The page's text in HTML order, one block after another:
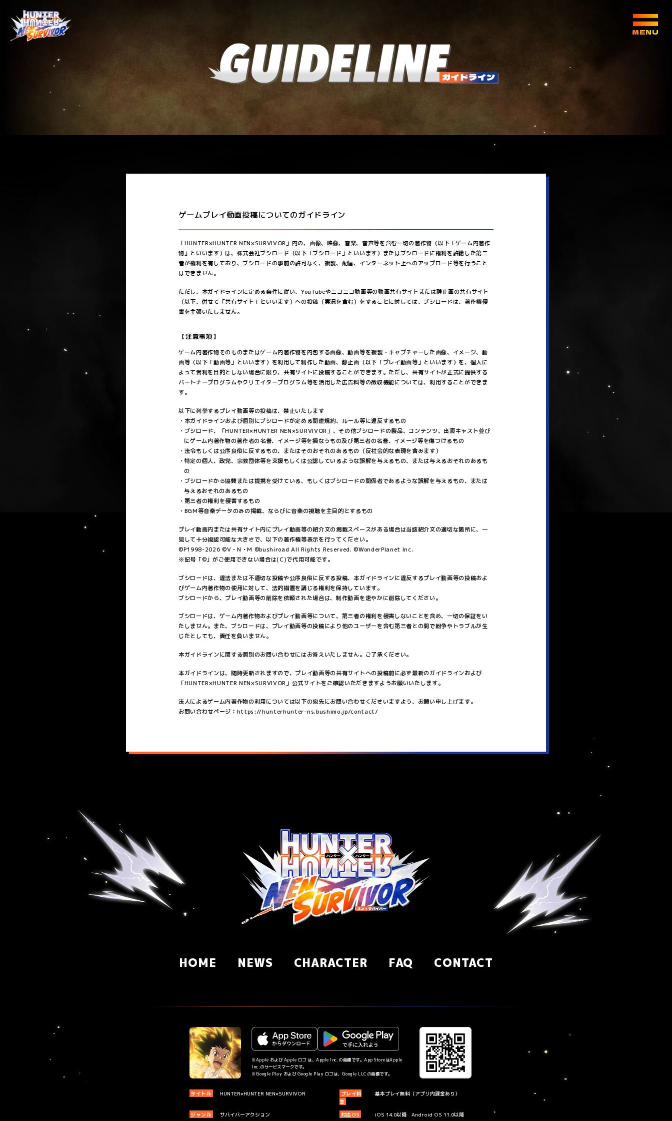
ゲームプレイ動画投稿についてのガイドライン
「HUNTER×HUNTER NEN×SURVIVOR」内の、画像、映像、音楽、音声等を含む一切の著作物（以下「ゲーム内著作
物」といいます）は、株式会社ブシロード（以下「ブシロード」といいます）またはブシロードに権利を許諾した第三
者が権利を有しており、ブシロードの事前の許可なく、複製、配信、インターネット上へのアップロード等を行うこと
はできません。
ただし、本ガイドラインに定める条件に従い、YouTubeやニコニコ動画等の動画共有サイトまたは静止画の共有サイト
（以下、併せて「共有サイト」といいます）への投稿（実況を含む）をすることに対しては、ブシロードは、著作権侵
害を主張いたしません。
【注意事項】
ゲーム内著作物そのものまたはゲーム内著作物を内包する画像、動画等を複製・キャプチャーした画像、イメージ、動
画等（以下「動画等」といいます）を利用して制作した動画、静止画（以下「プレイ動画等」といいます）を、個人に
よって営利を目的としない場合に限り、共有サイトに投稿することができます。ただし、共有サイトが正式に提供する
パートナープログラムやクリエイタープログラム等を活用した広告料等の徴収機能については、利用することができま
す。
以下に列挙するプレイ動画等の投稿は、禁止いたします
本ガイドラインおよび個別にブシロードが定める関連規約、ルール等に違反するもの
ブシロード、「HUNTER×HUNTER NEN×SURVIVOR」、その他ブシロードの製品、コンテンツ、出演キャスト並び
にゲーム内著作物の著作者の名誉、イメージ等を損なうもの及び第三者の名誉、イメージ等を傷つけるもの
法令もしくは公序良俗に反するもの、またはそのおそれのあるもの（反社会的な表現を含みます）
特定の個人、政党、宗教団体等を支援もしくは公認しているような誤解を与えるもの、または与えるおそれのあるも
の
ブシロードから協賛または提携を受けている、もしくはブシロードの関係者であるような誤解を与えるもの、または
与えるおそれのあるもの
第三者の権利を侵害するもの
BGM等音楽データのみの掲載、ならびに音楽の視聴を主目的とするもの
プレイ動画内または共有サイト内にプレイ動画等の紹介文の掲載スペースがある場合は当該紹介文の適切な箇所に、一
見して十分視認可能な大きさで、以下の著作権等表示を行ってください。
©P1998-2026 ©V・N・M ©bushiroad All Rights Reserved. ©WonderPlanet Inc.
※記号「©」がご使用できない場合は(C)で代用可能です。
ブシロードは、違法または不適切な投稿や公序良俗に反する投稿、本ガイドラインに違反するプレイ動画等の投稿およ
びゲーム内著作物の使用に対して、法的措置を講じる権利を保持しています。
ブシロードから、プレイ動画等の削除を依頼された場合は、制作動画を速やかに削除してください。
ブシロードは、ゲーム内著作物およびプレイ動画等について、第三者の権利を侵害しないことを含め、一切の保証をい
たしません。また、ブシロードは、プレイ動画等の投稿により他のユーザーを含む第三者との間で紛争やトラブルが生
じたとしても、責任を負いません。
本ガイドラインに関する個別のお問い合わせにはお答えいたしません。ご了承ください。
本ガイドラインは、随時更新されますので、プレイ動画等の共有サイトへの投稿前に必ず最新のガイドラインおよび
「HUNTER×HUNTER NEN×SURVIVOR」公式サイトをご確認いただきますようお願いいたします。
法人によるゲーム内著作物の利用については以下の宛先にお問い合わせくださいますよう、お願い申し上げます。
お問い合わせページ：https://hunterhunter-ns.bushimo.jp/contact/
HOME NEWS CHARACTER FAQ CONTACT
※Apple および Apple ロゴ は、Apple Inc.の商標です。App StoreはApple
Inc.のサービスマークです。
※Google Play および Google Play ロゴは、Google LLCの商標です。
タイトル HUNTER×HUNTER NEN×SURVIVOR
ジャンル サバイバーアクション
プレイ料
金
基本プレイ無料（アプリ内課金あり）
対応OS iOS 14.0以降 Android OS 11.0以降